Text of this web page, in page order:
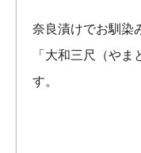
奈良漬けでお馴染
「大和三尺（や
す。